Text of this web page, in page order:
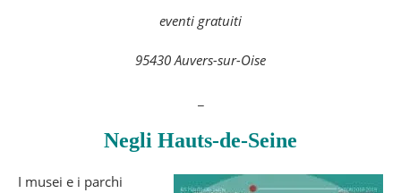
eventi gratuiti
95430 Auvers-sur-Oise
Negli Hauts-de-Seine
I musei e i parchi